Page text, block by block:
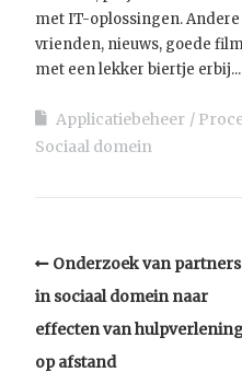
met IT-oplossingen.
vrienden, nieuws, goede
met een lekker biertje erbij...
Applicatiebeheer
Sociaal domein
Onderzoek van partners
in sociaal domein naar
effecten van
op afstand